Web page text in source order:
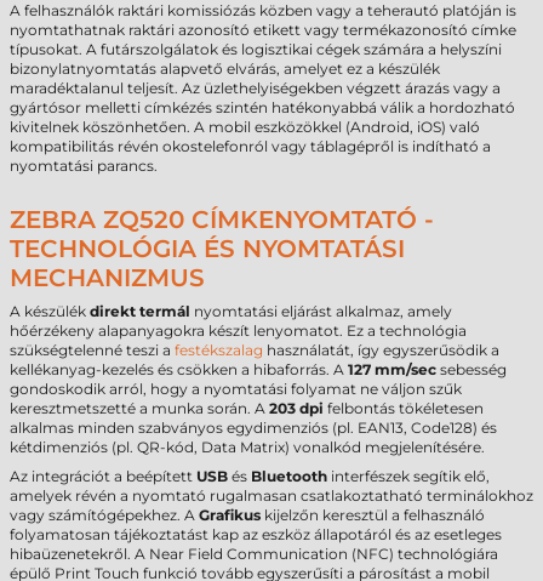
A felhasználók raktári komissiózás közben vagy a teherautó platóján is
nyomtathatnak raktári azonosító etikett vagy termékazonosító címke
típusokat. A futárszolgálatok és logisztikai cégek számára a helyszíni
bizonylatnyomtatás alapvető elvárás, amelyet ez a készülék
maradéktalanul teljesít. Az üzlethelyiségekben végzett árazás vagy a
gyártósor melletti címkézés szintén hatékonyabbá válik a hordozható
kivitelnek köszönhetően. A mobil eszközökkel (Android, iOS) való
kompatibilitás révén okostelefonról vagy táblagépről is indítható a
nyomtatási parancs.
ZEBRA ZQ520 CÍMKENYOMTATÓ -
TECHNOLÓGIA ÉS NYOMTATÁSI
MECHANIZMUS
A készülék direkt termál nyomtatási eljárást alkalmaz, amely
hőérzékeny alapanyagokra készít lenyomatot. Ez a technológia
szükségtelenné teszi a festékszalag használatát, így egyszerűsödik a
kellékanyag-kezelés és csökken a hibaforrás. A 127 mm/sec sebesség
gondoskodik arról, hogy a nyomtatási folyamat ne váljon szűk
keresztmetszetté a munka során. A 203 dpi felbontás tökéletesen
alkalmas minden szabványos egydimenziós (pl. EAN13, Code128) és
kétdimenziós (pl. QR-kód, Data Matrix) vonalkód megjelenítésére.
Az integrációt a beépített USB és Bluetooth interfészek segítik elő,
amelyek révén a nyomtató rugalmasan csatlakoztatható terminálokhoz
vagy számítógépekhez. A Grafikus kijelzőn keresztül a felhasználó
folyamatosan tájékoztatást kap az eszköz állapotáról és az esetleges
hibaüzenetekről. A Near Field Communication (NFC) technológiára
épülő Print Touch funkció tovább egyszerűsíti a párosítást a mobil